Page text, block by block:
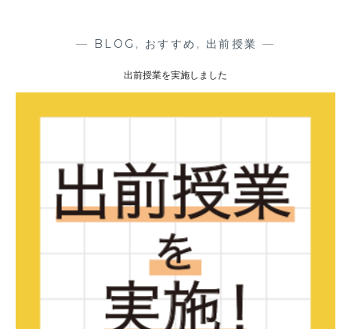
の
側
レ
— BLOG , おすすめ , 出前授業 —
出前授業を実施しました